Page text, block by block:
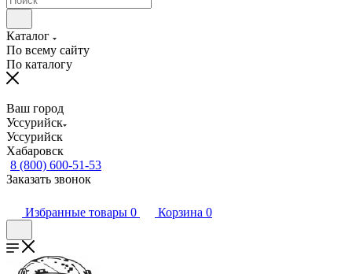
Каталог
По всему сайту
По каталогу
Ваш город
Уссурийск
Уссурийск
Хабаровск
8 (800) 600-51-53
Заказать звонок
Избранные товары 0 Корзина 0